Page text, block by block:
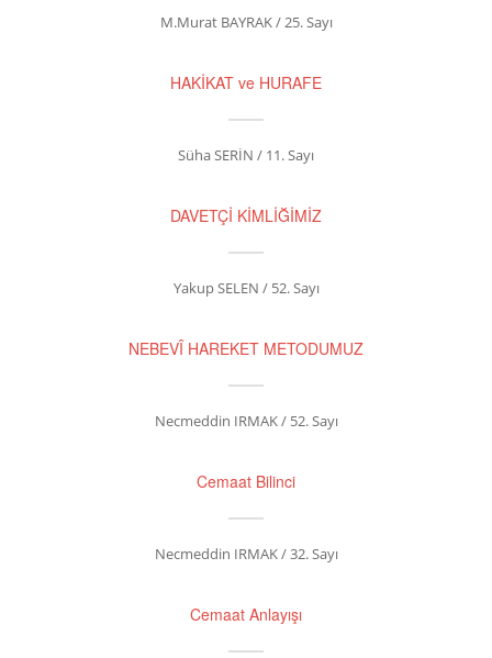
M.Murat BAYRAK / 25. Sayı
HAKİKAT ve HURAFE
Süha SERİN / 11. Sayı
DAVETÇİ KİMLİĞİMİZ
Yakup SELEN / 52. Sayı
NEBEVÎ HAREKET METODUMUZ
Necmeddin IRMAK / 52. Sayı
Cemaat Bilinci
Necmeddin IRMAK / 32. Sayı
Cemaat Anlayışı